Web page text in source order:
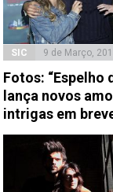
SIC 9 de Março,
Fotos: “Espelho
lança novos
intrigas em